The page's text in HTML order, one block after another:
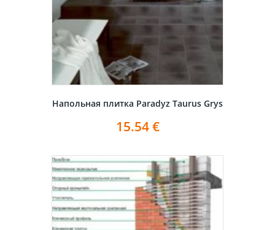
Напольная плитка Paradyz Taurus Grys
15.54€